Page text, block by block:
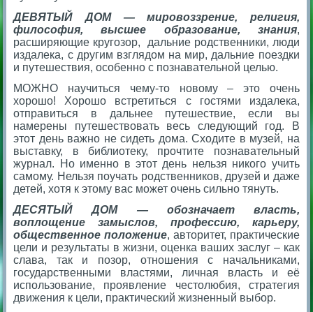
ДЕВЯТЫЙ ДОМ — мировоззрение, религия,
философия, высшее образование, знания,
расширяющие кругозор, дальние родственники, люди
издалека, с другим взглядом на мир, дальние поездки
и путешествия, особенно с познавательной целью.
МОЖНО научиться чему-то новому – это очень
хорошо! Хорошо встретиться с гостями издалека,
отправиться в дальнее путешествие, если вы
намерены путешествовать весь следующий год. В
этот день важно не сидеть дома. Сходите в музей, на
выставку, в библиотеку, прочтите познавательный
журнал. Но именно в этот день нельзя никого учить
самому. Нельзя поучать родственников, друзей и даже
детей, хотя к этому вас может очень сильно тянуть.
ДЕСЯТЫЙ ДОМ — обозначает власть,
воплощение замыслов, профессию, карьеру,
общественное положение, авторитет, практические
цели и результаты в жизни, оценка ваших заслуг – как
слава, так и позор, отношения с начальниками,
государственными властями, личная власть и её
использование, проявление честолюбия, стратегия
движения к цели, практический жизненный выбор.